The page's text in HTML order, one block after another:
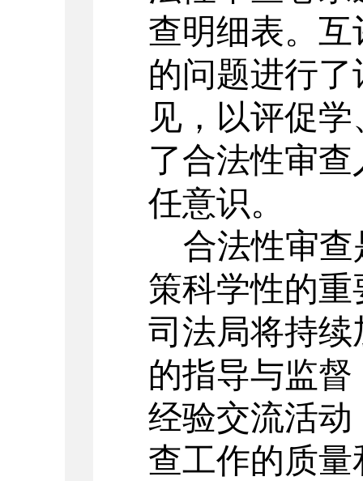
查明细表。
的问题进行
见，以评促
了合法性审
任意识。
合法性审
策科学性的
司法局将持
的指导与监
经验交流活
查工作的质